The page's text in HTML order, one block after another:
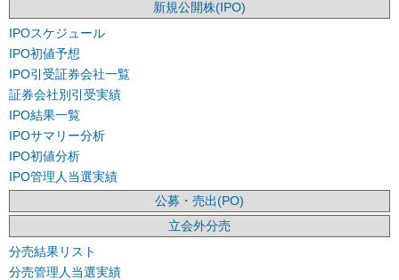
新規公開株(IPO)
IPOスケジュール
IPO初値予想
IPO引受証券会社一覧
証券会社別引受実績
IPO結果一覧
IPOサマリー分析
IPO初値分析
IPO管理人当選実績
公募・売出(PO)
立会外分売
分売結果リスト
分売管理人当選実績